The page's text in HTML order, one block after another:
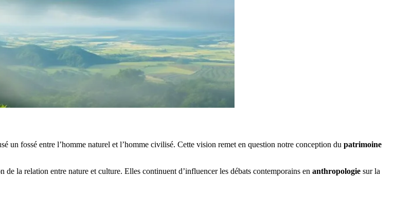
un fossé entre l’homme naturel et l’homme civilisé. Cette vision remet en question notre conception du patrimoine
la relation entre nature et culture. Elles continuent d’influencer les débats contemporains en anthropologie sur la